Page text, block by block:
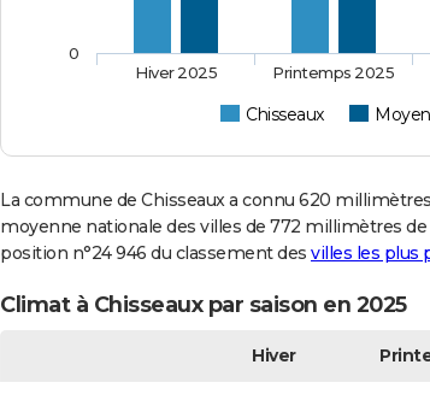
Chisseaux
Hiver 2025 Printemps 2025
0
La commune de Chisseaux a connu 620
moyenne nationale des villes de 772 millimètres
position n°24 946 du classement des villes les plus
Climat à Chisseaux par saison en 2025
Hiver